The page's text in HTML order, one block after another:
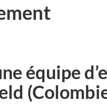
équipe